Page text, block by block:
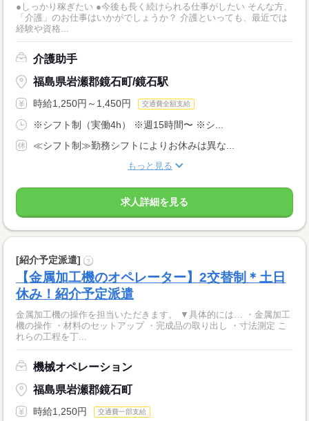
●しっかり稼ぎたい ●今後も長く続けられる仕事がしたい そんな方、
「介護」のお仕事はいかがでしょうか？ 介護といっても、最近では
経験や資格...
介護助手
福島県岩瀬郡鏡石町/鏡石駅
時給1,250円～1,450円 交通費全額支給
※シフト制（実働4h） ※週15時間〜 ※シ...
≪シフト制≫勤務シフトによりお休みは異な...
もっと見る
求人詳細を見る
[紹介予定派遣] ?
【金属加工機のオペレーター】2交替制＊土日
休み！紹介予定派遣
金属加工機の操作を担当いただきます。 ▼具体的には… ・金属加工
機の操作 ・材料のセットアップ ・完成品の取り出し ・寸法測定 こ
れらの工程を丁...
機械オペレーション
福島県岩瀬郡鏡石町
時給1,250円 交通費一部支給